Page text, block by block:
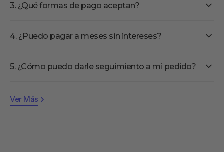
Ver Más
3. ¿Qué formas de pago aceptan?
4. ¿Puedo pagar a meses sin intereses?
5. ¿Cómo puedo darle seguimiento a mi pedido?